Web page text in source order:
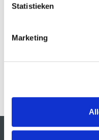
Statistieken
Marketing
Film: Basics